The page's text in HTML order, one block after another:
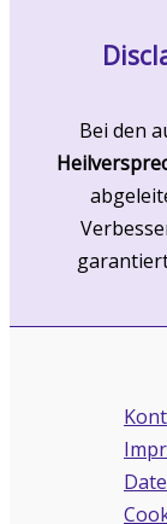
Bei den